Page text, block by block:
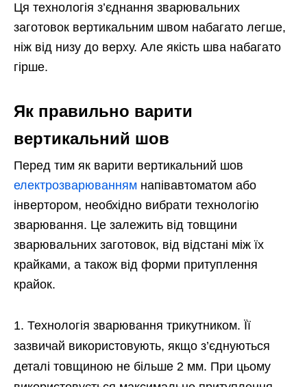
Ця технологія з’єднання зварювальних
заготовок вертикальним швом набагато легше,
ніж від низу до верху. Але якість шва набагато
гірше.
Як правильно варити
вертикальний шов
Перед тим як варити вертикальний шов
електрозварюванням напівавтоматом або
інвертором, необхідно вибрати технологію
зварювання. Це залежить від товщини
зварювальних заготовок, від відстані між їх
крайками, а також від форми притуплення
крайок.
Технологія зварювання трикутником. Її
зазвичай використовують, якщо з’єднуються
деталі товщиною не більше 2 мм. При цьому